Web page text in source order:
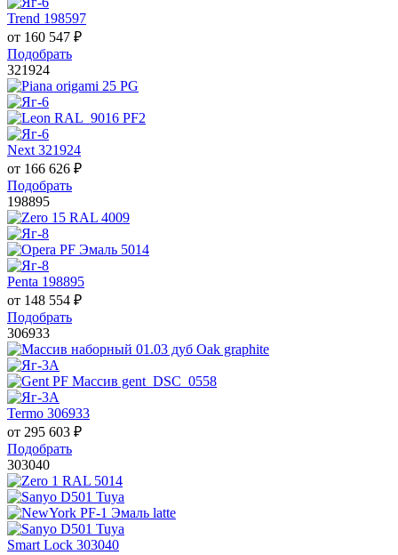
Trend 198597
от 160 547 ₽
Подобрать
321924
Next 321924
от 166 626 ₽
Подобрать
198895
Penta 198895
от 148 554 ₽
Подобрать
306933
Termo 306933
от 295 603 ₽
Подобрать
303040
Smart Lock 303040